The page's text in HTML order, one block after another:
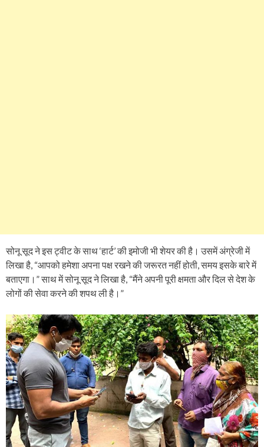
सोनू सूद ने इस ट्वीट के साथ ‘हार्ट’ की इमोजी भी शेयर की है। उसमें अंग्रेजी में
लिखा है, “आपको हमेशा अपना पक्ष रखने की जरूरत नहीं होती, समय इसके बारे में
बताएगा।” साथ में सोनू सूद ने लिखा है, “मैंने अपनी पूरी क्षमता और दिल से देश के
लोगों की सेवा करने की शपथ ली है।”